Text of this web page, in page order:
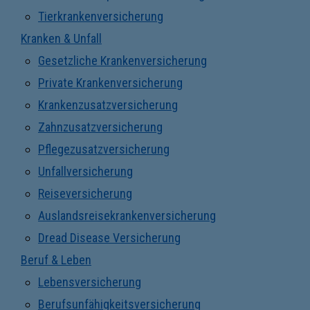
Tierkrankenversicherung
Kranken & Unfall
Gesetzliche Krankenversicherung
Private Krankenversicherung
Krankenzusatzversicherung
Zahnzusatzversicherung
Pflegezusatzversicherung
Unfallversicherung
Reiseversicherung
Auslandsreisekrankenversicherung
Dread Disease Versicherung
Beruf & Leben
Lebensversicherung
Berufsunfähigkeitsversicherung